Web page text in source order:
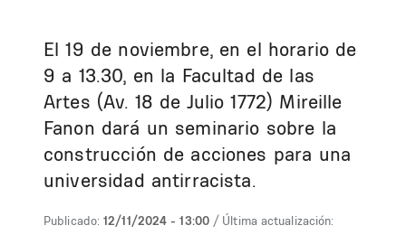
El 19 de noviembre, en el horario de
9 a 13.30, en la Facultad de las
Artes (Av. 18 de Julio 1772) Mireille
Fanon dará un seminario sobre la
construcción de acciones para una
universidad antirracista.
Publicado: 12/11/2024 - 13:00 / Última actualización: